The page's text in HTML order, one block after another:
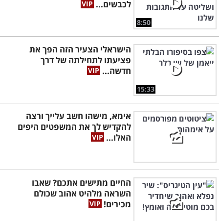
8:50
לכבשים...
15:33
הישראלי הצעיר הזה הפך את
פציעתו לתחילתה של דרך
חדשה...
אימא, מישהו חשב עלייך ורצה
להקדיש לך את המשפטים היפים
האלו...
החיים מתישים אתכם? שאבו
השראה מלהיט אהוב שכולם
מכירים!